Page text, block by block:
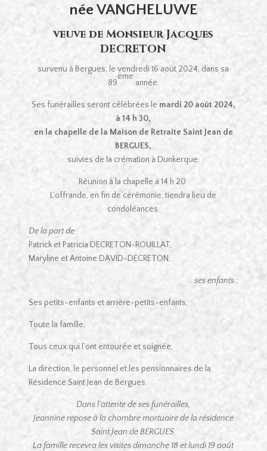
née VANGHELUWE
veuve de Monsieur Jacques
DECRETON
survenu à Bergues, le vendredi 16 août 2024, dans sa
89
ème
année.
Ses funérailles seront célébrées le mardi 20 août 2024,
à 14 h 30,
en la chapelle de la Maison de Retraite Saint Jean de
BERGUES,
suivies de la crémation à Dunkerque.
Réunion à la chapelle à 14 h 20.
L’offrande, en fin de cérémonie, tiendra lieu de
condoléances.
De la part de :
Patrick et Patricia DECRETON-ROUILLAT,
Maryline et Antoine DAVID-DECRETON,
ses enfants ;
Ses petits-enfants et arrière-petits-enfants,
Toute la famille,
Tous ceux qui l’ont entourée et soignée,
La direction, le personnel et les pensionnaires de la
Résidence Saint Jean de Bergues.
Dans l’attente de ses funérailles,
Jeannine repose à la chambre mortuaire de la résidence
Saint Jean de BERGUES.
La famille recevra les visites dimanche 18 et lundi 19 août